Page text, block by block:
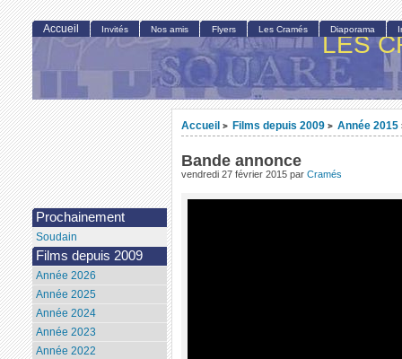
LES
Accueil > Films depuis 2009 > Année 2015
Bande annonce
vendredi 27 février 2015 par Cramés
Accueil Invités Nos amis Flyers Les Cramés Diaporama
Prochainement
Soudain
Films depuis 2009
Année 2026
Année 2025
Année 2024
Année 2023
Année 2022